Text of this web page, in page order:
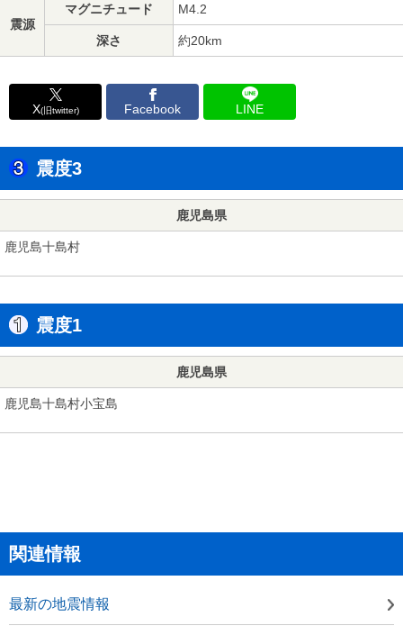
震源
マグニチュード M4.2
深さ 約20km
X(旧twitter) Facebook LINE
震度3
鹿児島県
鹿児島十島村
震度1
鹿児島県
鹿児島十島村小宝島
関連情報
最新の地震情報